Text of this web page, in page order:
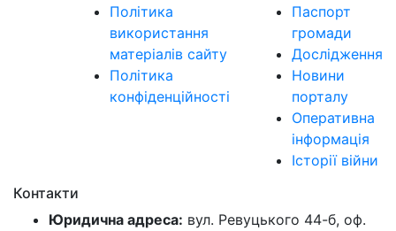
Політика
використання
матеріалів сайту
Політика
конфіденційності
Паспорт
громади
Дослідження
Новини
порталу
Оперативна
інформація
Історії війни
Контакти
Юридична адреса: вул. Ревуцького 44-б, оф.